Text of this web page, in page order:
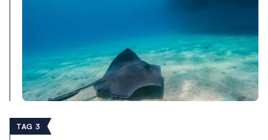
TAG 3